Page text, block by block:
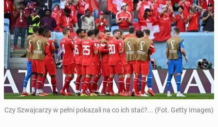
Czy Szwaj­ca­rzy w pełni po­ka­za­li na co ich stać?... (Fot. Getty Images)